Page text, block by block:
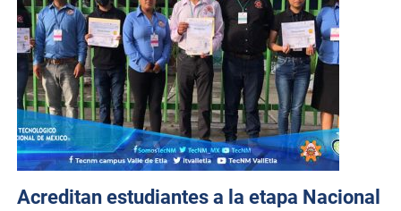
Acreditan estudiantes a la etapa Nacional